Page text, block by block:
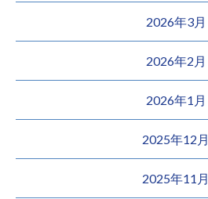
2026年3月
2026年2月
2026年1月
2025年12月
2025年11月